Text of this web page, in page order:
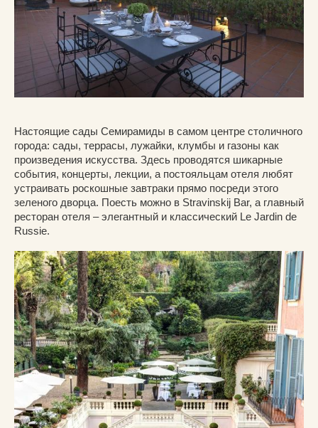
Настоящие сады Семирамиды в самом центре столичного
города: сады, террасы, лужайки, клумбы и газоны как
произведения искусства. Здесь проводятся шикарные
события, концерты, лекции, а постояльцам отеля любят
устраивать роскошные завтраки прямо посреди этого
зеленого дворца. Поесть можно в Stravinskij Bar, а главный
ресторан отеля – элегантный и классический Le Jardin de
Russie.